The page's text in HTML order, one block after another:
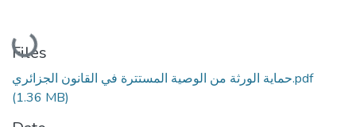
Loading...
Files
حماية الورثة من الوصية المستترة في القانون الجزائري.pdf
(1.36 MB)